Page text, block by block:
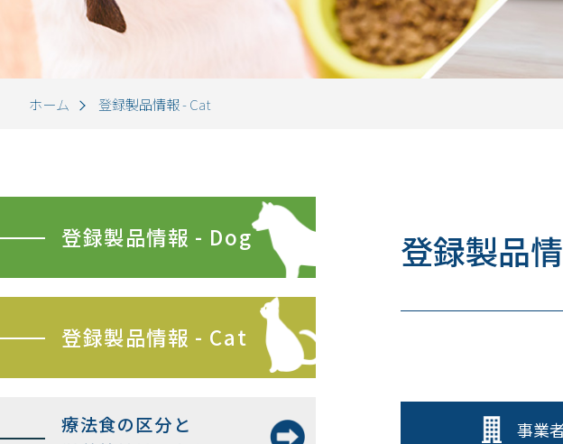
ホーム 登録製品情報 - Cat
登録製品情報 - Dog
登録製品情報 - Cat
療法食の区分と
登録製品
事業